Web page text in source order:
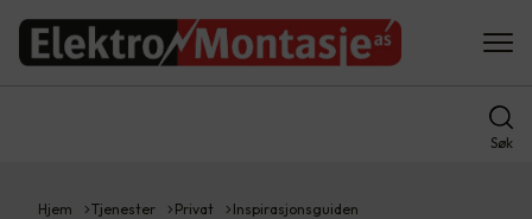
Søk
Hjem Tjenester Privat Inspirasjonsguiden